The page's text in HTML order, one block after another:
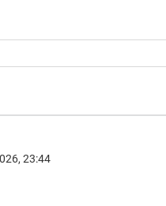
23:44